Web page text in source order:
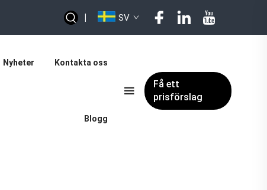
| SV
Nyheter Kontakta oss
Blogg
Få ett
prisförslag